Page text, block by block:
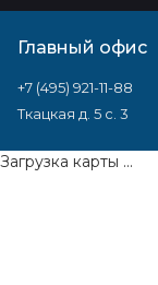
Главный офис
+7 (495) 921-11-88
Ткацкая д. 5 с. 3
Загрузка карты ...